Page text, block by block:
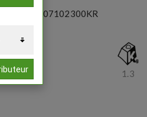
1807102300KR
1.3